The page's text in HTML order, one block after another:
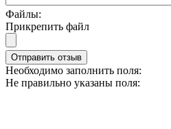
Файлы:
Прикрепить файл
Отправить отзыв
Необходимо заполнить поля:
Не правильно указаны поля: